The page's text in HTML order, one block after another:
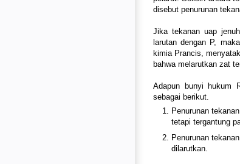
disebut penurunan
Jika tekanan uap
larutan dengan P,
kimia Prancis,
bahwa melarutkan zat
Adapun bunyi hukum
sebagai berikut.
Penurunan
tetapi tergantung
Penurunan
dilarutkan.